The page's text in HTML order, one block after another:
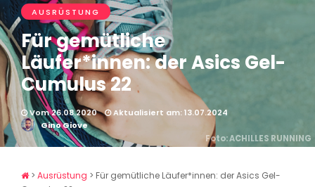
AUSRÜSTUNG
Für gemütliche
Läufer*innen: der Asics Gel-
Cumulus 22
Vom 26.08.2020
Aktualisiert am: 13.07.2024
Gino Giove
Foto: ACHILLES RUNNING
> Ausrüstung > Für gemütliche Läufer*innen: der Asics Gel-